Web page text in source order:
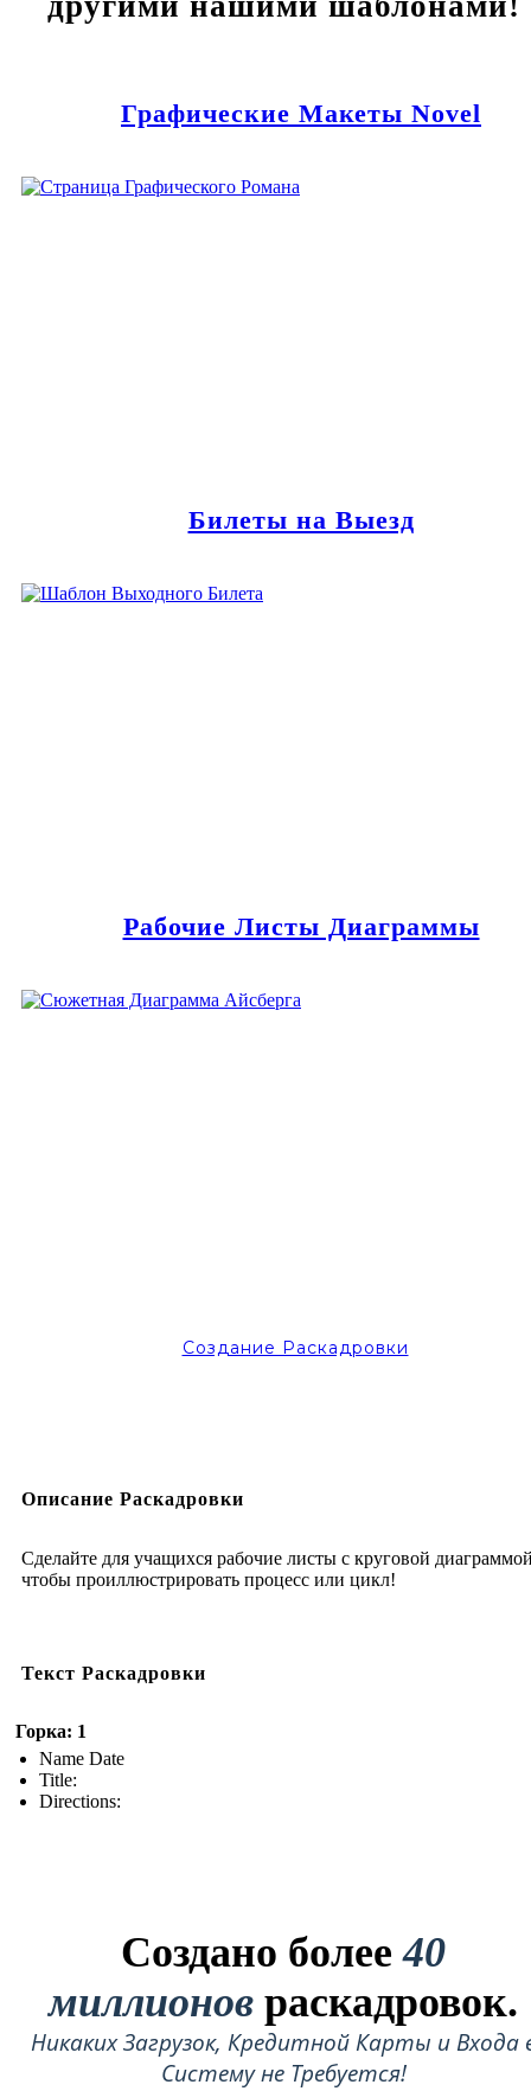
Графические Макеты Novel
Билеты на Выезд
Рабочие Листы Диаграммы
Создание Раскадровки
Описание Раскадровки
Сделайте для учащихся рабочие листы с круговой
чтобы проиллюстрировать процесс или цикл!
Текст Раскадровки
Горка: 1
Name Date
Title:
Directions:
Создано более40
миллионов раскадровок.
Никаких Загрузок, Кредитной Карты и Входа
Систему не Требуется!